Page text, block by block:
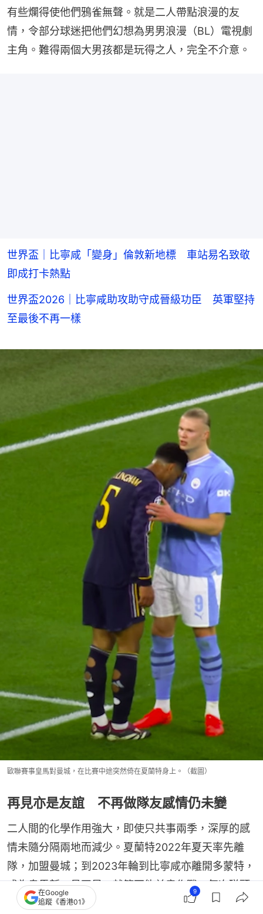
有些爛得使他們鴉雀無聲。就是二人帶點浪漫的友
情，令部分球迷把他們幻想為男男浪漫（BL）電視劇
主角。難得兩個大男孩都是玩得之人，完全不介意。
世界盃｜比寧咸「變身」倫敦新地標 車站易名致敬
即成打卡熱點
世界盃2026｜比寧咸助攻助守成晉級功臣 英軍堅持
至最後不再一樣
歐聯賽事皇馬對曼城，在比賽中途突然倚在夏蘭特身上。（截圖）
再見亦是友誼 不再做隊友感情仍未變
二人間的化學作用強大，即使只共事兩季，深厚的感
情未隨分隔兩地而減少。夏蘭特2022年夏天率先離
隊，加盟曼城；到2023年輪到比寧咸亦離開多蒙特，
成為皇馬新一員巨星。就算不能並肩作戰，每次碰頭
兩兄弟各自為自身球隊爭勝之餘，依然有說有笑，親
在Google
追蹤《香港01》
9